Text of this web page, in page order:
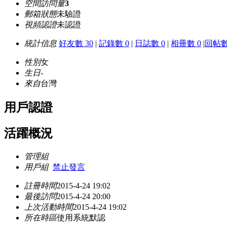
空間訪問量3
郵箱狀態未驗證
視頻認證未認證
統計信息 好友數 30 | 記錄數 0 | 日誌數 0 | 相冊數 0 |回帖
性別女
生日-
來自台灣
用戶認證
活躍概況
管理組
用戶組 禁止發言
註冊時間2015-4-24 19:02
最後訪問2015-4-24 20:00
上次活動時間2015-4-24 19:02
所在時區使用系統默認